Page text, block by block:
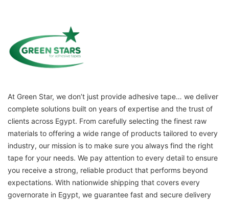
At Green Star, we don’t just provide adhesive tape… we deliver
complete solutions built on years of expertise and the trust of
clients across Egypt. From carefully selecting the finest raw
materials to offering a wide range of products tailored to every
industry, our mission is to make sure you always find the right
tape for your needs. We pay attention to every detail to ensure
you receive a strong, reliable product that performs beyond
expectations. With nationwide shipping that covers every
governorate in Egypt, we guarantee fast and secure delivery